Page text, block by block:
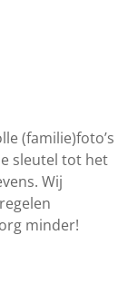
(familie)foto’s
sleutel tot het
Wij
minder!